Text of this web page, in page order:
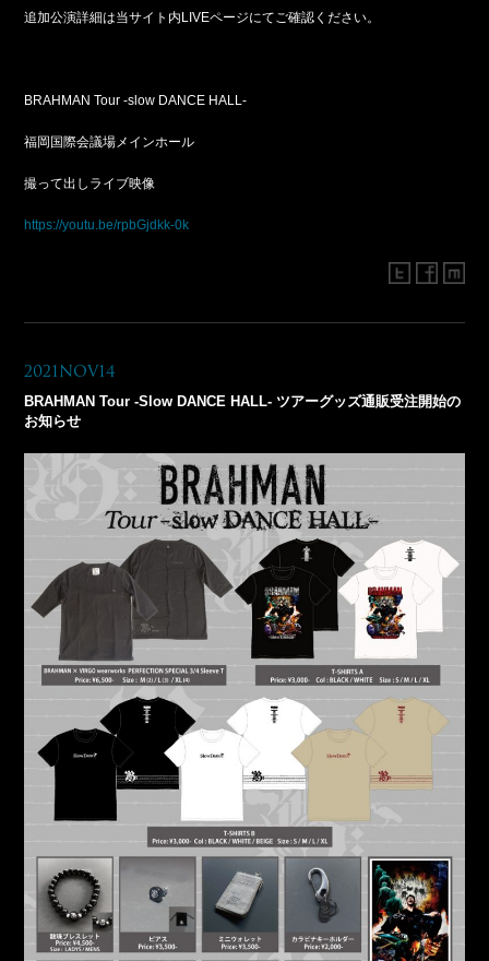
追加公演詳細は当サイト内LIVEページにてご確認ください。
BRAHMAN Tour -slow DANCE HALL-
福岡国際会議場メインホール
撮って出しライブ映像
https://youtu.be/rpbGjdkk-0k
2021Nov14
BRAHMAN Tour -Slow DANCE HALL- ツアーグッズ通販受注開始の
お知らせ